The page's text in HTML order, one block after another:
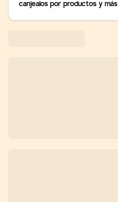
canjealos por productos y más